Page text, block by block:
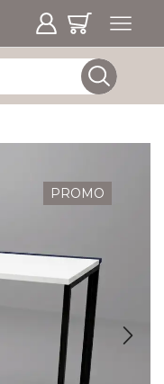
PROMO